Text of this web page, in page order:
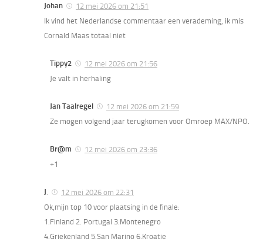
Johan
12 mei 2026 om 21:51
Ik vind het Nederlandse commentaar een verademing, ik mis
Cornald Maas totaal niet
Tippy2
12 mei 2026 om 21:56
Je valt in herhaling
Jan Taalregel
12 mei 2026 om 21:59
Ze mogen volgend jaar terugkomen voor Omroep MAX/NPO.
Br@m
12 mei 2026 om 23:36
+1
J.
12 mei 2026 om 22:31
Ok,mijn top 10 voor plaatsing in de finale:
1.Finland 2. Portugal 3.Montenegro
4.Griekenland 5.San Marino 6.Kroatie